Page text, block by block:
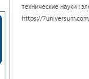
технические науки :
https://